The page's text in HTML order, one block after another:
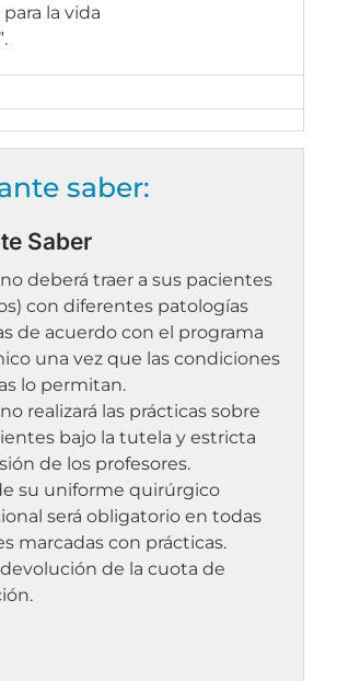
la vida
saber:
Saber
deberá traer a sus pacientes
con diferentes patologías
de acuerdo con el programa
una vez que las condiciones
lo permitan.
realizará las prácticas sobre
bajo la tutela y estricta
de los profesores.
su uniforme quirúrgico
será obligatorio en todas
marcadas con prácticas.
de la cuota de